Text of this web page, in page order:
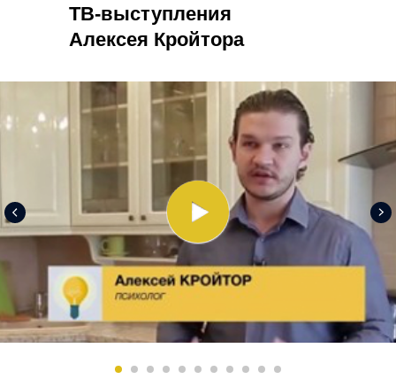
ТВ-выступления
Алексея Кройтора